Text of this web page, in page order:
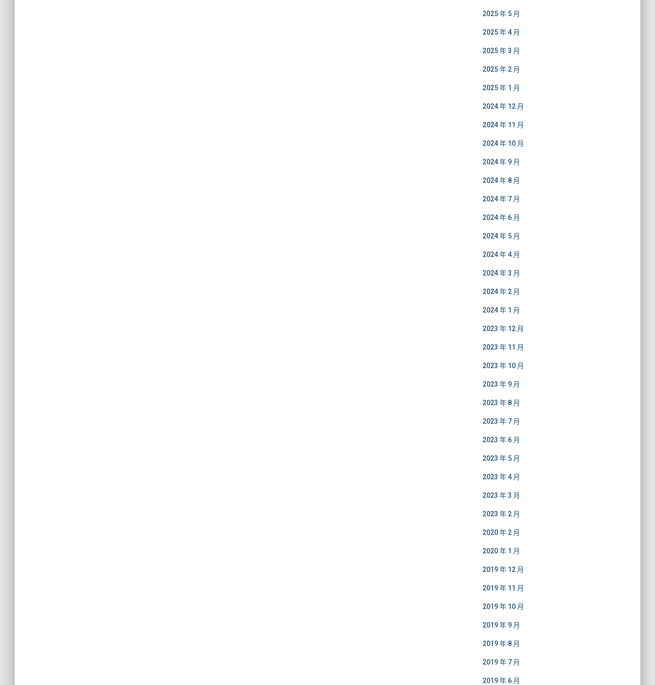
2025 年 5 月
2025 年 4 月
2025 年 3 月
2025 年 2 月
2025 年 1 月
2024 年 12 月
2024 年 11 月
2024 年 10 月
2024 年 9 月
2024 年 8 月
2024 年 7 月
2024 年 6 月
2024 年 5 月
2024 年 4 月
2024 年 3 月
2024 年 2 月
2024 年 1 月
2023 年 12 月
2023 年 11 月
2023 年 10 月
2023 年 9 月
2023 年 8 月
2023 年 7 月
2023 年 6 月
2023 年 5 月
2023 年 4 月
2023 年 3 月
2023 年 2 月
2020 年 2 月
2020 年 1 月
2019 年 12 月
2019 年 11 月
2019 年 10 月
2019 年 9 月
2019 年 8 月
2019 年 7 月
2019 年 6 月